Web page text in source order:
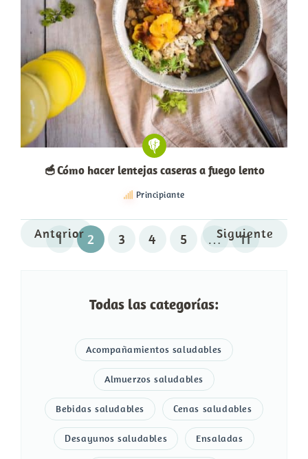
🥣 Cómo hacer lentejas caseras a fuego lento
Principiante
Anterior
1 2 3 4 5 … 11
Siguiente
Todas las categorías:
Acompañamientos saludables
Almuerzos saludables
Bebidas saludables Cenas saludables
Desayunos saludables Ensaladas